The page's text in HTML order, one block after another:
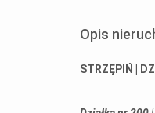
Opis
STRZĘPIŃ |